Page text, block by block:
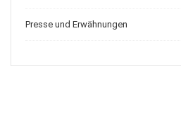
Presse und Erwähnungen